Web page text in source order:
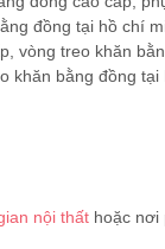
nội thất hoặc nơi